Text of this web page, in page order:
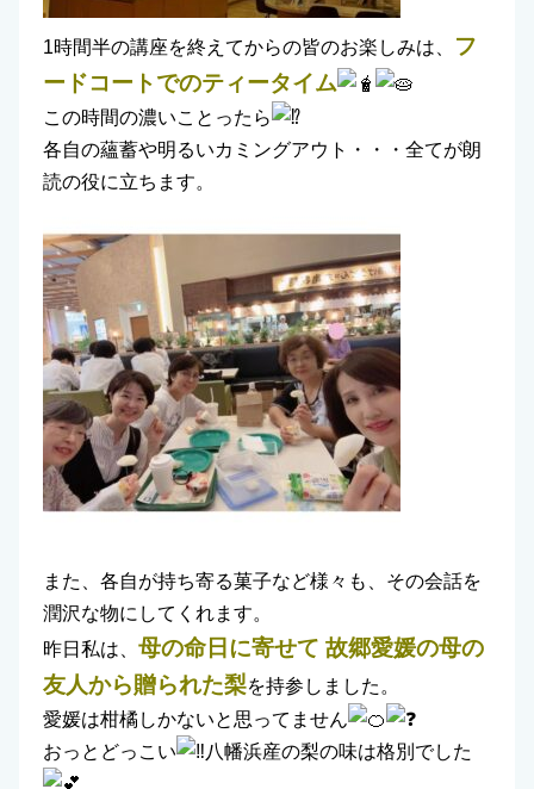
1時間半の講座を終えてからの皆のお楽しみは、
フ
ードコートでのティータイム
この時間の濃いことったら
各自の蘊蓄や明るいカミングアウト・・・全てが朗
読の役に立ちます。
また、各自が持ち寄る菓子など様々も、その会話を
潤沢な物にしてくれます。
昨日私は、 母の命日に寄せて 故郷愛媛の母の
友人から贈られた梨を持参しました。
愛媛は柑橘しかないと思ってません
おっとどっこい
八幡浜産の梨の味は格別でした